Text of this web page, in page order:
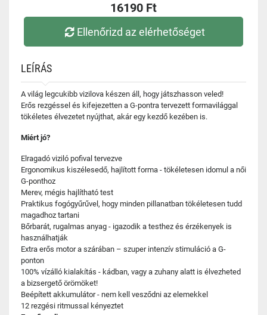
16190 Ft
Ellenőrizd az elérhetőséget
LEÍRÁS
A világ legcukibb vizilova készen áll, hogy játszhasson veled!
Erős rezgéssel és kifejezetten a G-pontra tervezett formavilággal
tökéletes élvezetet nyújthat, akár egy kezdő kezében is.
Miért jó?
Elragadó viziló pofival tervezve
Ergonomikus kiszélesedő, hajlított forma - tökéletesen idomul a női
G-ponthoz
Merev, mégis hajlítható test
Praktikus fogógyűrűvel, hogy minden pillanatban tökéletesen tudd
magadhoz tartani
Bőrbarát, rugalmas anyag - igazodik a testhez és érzékenyek is
használhatják
Extra erős motor a szárában – szuper intenzív stimuláció a G-
ponton
100% vízálló kialakítás - kádban, vagy a zuhany alatt is élvezheted
a bizsergető örömöket!
Beépített akkumulátor - nem kell vesződni az elemekkel
12 rezgési ritmussal kényeztet